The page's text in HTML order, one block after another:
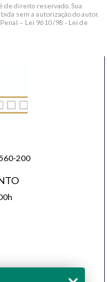
de direito reservado. Sua
sem a autorização do autor.
– Lei 9610/98 - Lei de
200